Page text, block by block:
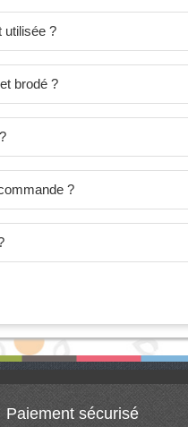
utilisée ?
brodé ?
?
Paiement sécurisé